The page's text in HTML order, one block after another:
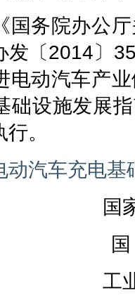
务院办公厅
发〔2014〕
电动汽车产
础设施发展
。
动汽车充电
国
工